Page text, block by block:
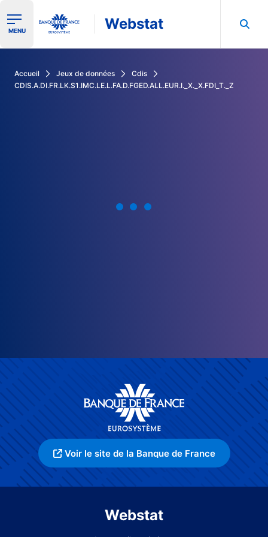
Ouvrir le menu de navigation
MENU Webstat
Accueil Jeux de données
Cdis
CDIS.A.DI.FR.LK.S1.IMC.LE.L.FA.D.FGED.ALL.EUR.I._X._X.FDI_T._Z
Voir le site de la Banque de France
Webstat